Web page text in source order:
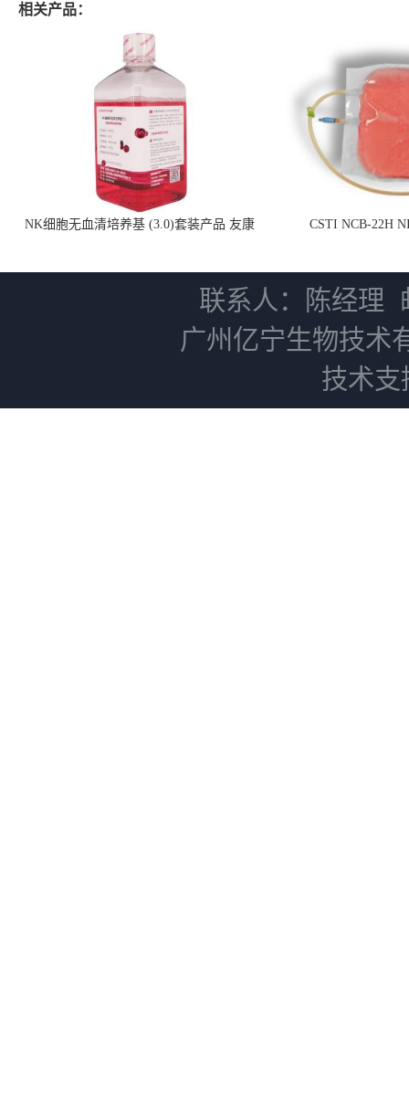
相关产品：
NK细胞无血清培养基 (3.0)套装产品 友康
CSTI NCB-22H
联系人：陈经理
广州亿宁生物技术
技术